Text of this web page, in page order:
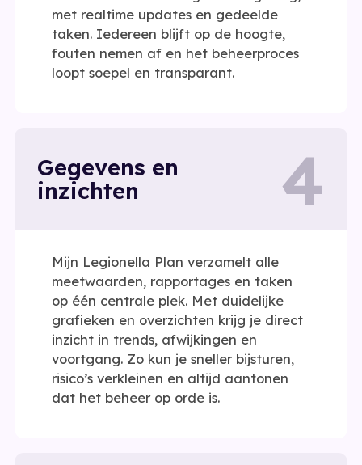
met realtime updates en gedeelde
taken. Iedereen blijft op de hoogte,
fouten nemen af en het beheerproces
loopt soepel en transparant.
Gegevens en
inzichten
4
Mijn Legionella Plan verzamelt alle
meetwaarden, rapportages en taken
op één centrale plek. Met duidelijke
grafieken en overzichten krijg je direct
inzicht in trends, afwijkingen en
voortgang. Zo kun je sneller bijsturen,
risico’s verkleinen en altijd aantonen
dat het beheer op orde is.